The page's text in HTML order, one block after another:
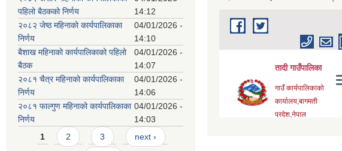
पहिलो बैठकको निर्णय
14:12
२०८२ जेष्ठ महिनाको कार्यपालिकाका
निर्णय
04/01/2026 -
14:10
बैशाख महिनाको कार्यपालिकाको पहिलो
बैठक
04/01/2026 -
14:07
२०८१ चैत्र महिनाको कार्यपालिकाका
निर्णय
04/01/2026 -
14:06
२०८१ फाल्गुण महिनाको कार्यपालिकाका
निर्णय
04/01/2026 -
14:03
Pages
1 2 3 next ›